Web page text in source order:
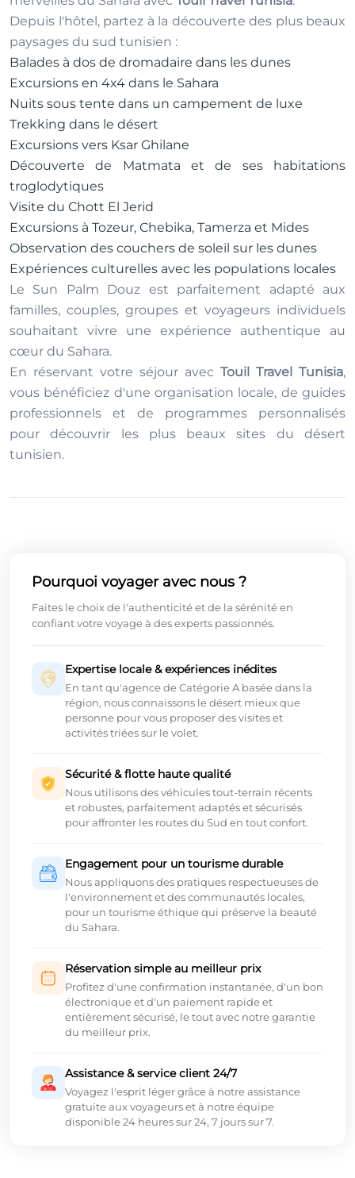
Depuis l'hôtel, partez à la découverte des plus beaux
paysages du sud tunisien :
Balades à dos de dromadaire dans les dunes
Excursions en 4x4 dans le Sahara
Nuits sous tente dans un campement de luxe
Trekking dans le désert
Excursions vers Ksar Ghilane
Découverte de Matmata et de ses habitations
troglodytiques
Visite du Chott El Jerid
Excursions à Tozeur, Chebika, Tamerza et Mides
Observation des couchers de soleil sur les dunes
Expériences culturelles avec les populations locales
Le Sun Palm Douz est parfaitement adapté aux
familles, couples, groupes et voyageurs individuels
souhaitant vivre une expérience authentique au
cœur du Sahara.
En réservant votre séjour avec Touil Travel Tunisia,
vous bénéficiez d'une organisation locale, de guides
professionnels et de programmes personnalisés
pour découvrir les plus beaux sites du désert
tunisien.
Pourquoi voyager avec nous ?
Faites le choix de l'authenticité et de la sérénité en
confiant votre voyage à des experts passionnés.
Expertise locale & expériences inédites
En tant qu'agence de Catégorie A basée dans la
région, nous connaissons le désert mieux que
personne pour vous proposer des visites et
activités triées sur le volet.
Sécurité & flotte haute qualité
Nous utilisons des véhicules tout-terrain récents
et robustes, parfaitement adaptés et sécurisés
pour affronter les routes du Sud en tout confort.
Engagement pour un tourisme durable
Nous appliquons des pratiques respectueuses de
l'environnement et des communautés locales,
pour un tourisme éthique qui préserve la beauté
du Sahara.
Réservation simple au meilleur prix
Profitez d'une confirmation instantanée, d'un bon
électronique et d'un paiement rapide et
entièrement sécurisé, le tout avec notre garantie
du meilleur prix.
Assistance & service client 24/7
Voyagez l'esprit léger grâce à notre assistance
gratuite aux voyageurs et à notre équipe
disponible 24 heures sur 24, 7 jours sur 7.